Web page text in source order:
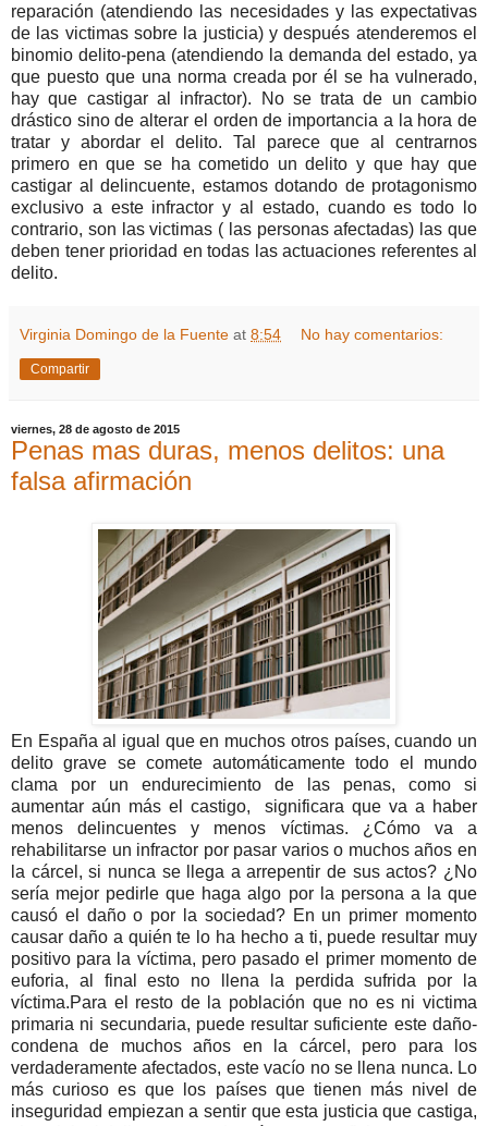
reparación (atendiendo las necesidades y las expectativas
de las victimas sobre la justicia) y después atenderemos el
binomio delito-pena (atendiendo la demanda del estado, ya
que puesto que una norma creada por él se ha vulnerado,
hay que castigar al infractor). No se trata de un cambio
drástico sino de alterar el orden de importancia a la hora de
tratar y abordar el delito. Tal parece que al centrarnos
primero en que se ha cometido un delito y que hay que
castigar al delincuente, estamos dotando de protagonismo
exclusivo a este infractor y al estado, cuando es todo lo
contrario, son las victimas ( las personas afectadas) las que
deben tener prioridad en todas las actuaciones referentes al
delito.
Virginia Domingo de la Fuente at 8:54 No hay comentarios:
Compartir
viernes, 28 de agosto de 2015
Penas mas duras, menos delitos: una
falsa afirmación
En España al igual que en muchos otros países, cuando un
delito grave se comete automáticamente todo el mundo
clama por un endurecimiento de las penas, como si
aumentar aún más el castigo, significara que va a haber
menos delincuentes y menos víctimas. ¿Cómo va a
rehabilitarse un infractor por pasar varios o muchos años en
la cárcel, si nunca se llega a arrepentir de sus actos? ¿No
sería mejor pedirle que haga algo por la persona a la que
causó el daño o por la sociedad? En un primer momento
causar daño a quién te lo ha hecho a ti, puede resultar muy
positivo para la víctima, pero pasado el primer momento de
euforia, al final esto no llena la perdida sufrida por la
víctima.Para el resto de la población que no es ni victima
primaria ni secundaria, puede resultar suficiente este daño-
condena de muchos años en la cárcel, pero para los
verdaderamente afectados, este vacío no se llena nunca. Lo
más curioso es que los países que tienen más nivel de
inseguridad empiezan a sentir que esta justicia que castiga,